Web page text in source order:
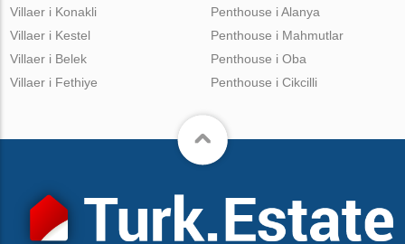
Villaer i Konakli
Villaer i Kestel
Villaer i Belek
Villaer i Fethiye
Penthouse i Alanya
Penthouse i Mahmutlar
Penthouse i Oba
Penthouse i Cikcilli